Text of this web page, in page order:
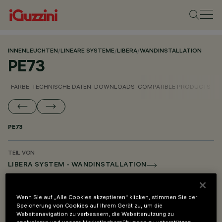
INNENLEUCHTEN/LINEARE SYSTEME/LIBERA/WANDINSTALLATION
PE73
FARBE TECHNISCHE DATEN DOWNLOADS COMPATIBLE PRODUCTS
PE73
TEIL VON
LIBERA SYSTEM - WANDINSTALLATION
LIBERA SYSTEM - MONTAGE- UND VERSORGUNGSZUBEHÖR
Wenn Sie auf „Alle Cookies akzeptieren“ klicken, stimmen Sie der
Speicherung von Cookies auf Ihrem Gerät zu, um die
Websitenavigation zu verbessern, die Websitenutzung zu